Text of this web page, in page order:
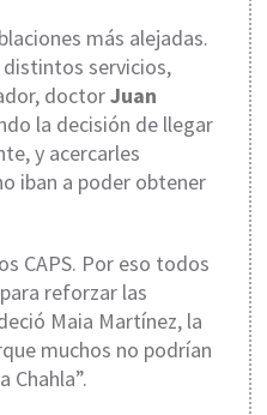
más alejadas.
servicios,
doctorJuan
la decisión de llegar
y acercarles
iban a poder obtener
CAPS. Por eso todos
reforzar las
Maia Martínez, la
muchos no podrían
Chahla”.